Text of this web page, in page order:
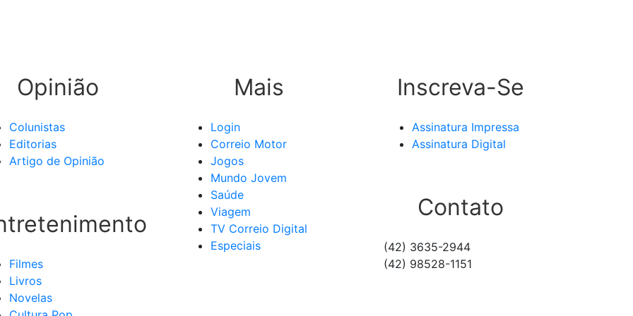
Opinião
Colunistas
Editorias
Artigo de Opinião
Filmes
Livros
Novelas
Mais
Login
Correio Motor
Jogos
Mundo Jovem
Saúde
Viagem
TV Correio Digital
Especiais
Inscreva-Se
Assinatura Impressa
Assinatura Digital
Contato
(42) 3635-2944
(42) 98528-1151